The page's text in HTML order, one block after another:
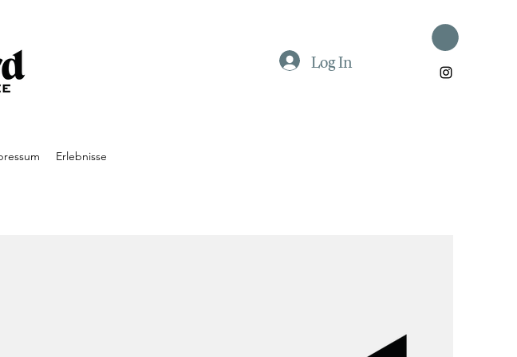
Log In
Erlebnisse